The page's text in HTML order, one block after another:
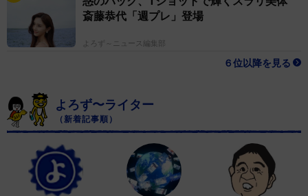
斎藤恭代「週プレ」登場
よろず～ニュース編集部
６位以降を見る
よろず〜ライター
（新着記事順）